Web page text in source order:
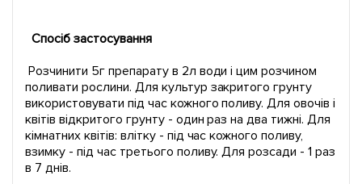
Спосіб застосування
Розчинити 5г препарату в 2л води і цим розчином
поливати рослини. Для культур закритого грунту
використовувати під час кожного поливу. Для овочів і
квітів відкритого грунту - один раз на два тижні. Для
кімнатних квітів: влітку - під час кожного поливу,
взимку - під час третього поливу. Для розсади - 1 раз
в 7 днів.